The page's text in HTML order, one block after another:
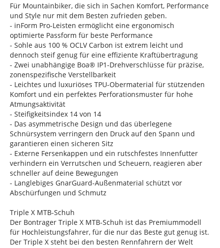
Für Mountainbiker, die sich in Sachen Komfort, Performance
und Style nur mit dem Besten zufrieden geben.
- inForm Pro-Leisten ermöglicht eine ergonomisch
optimierte Passform für beste Performance
- Sohle aus 100 % OCLV Carbon ist extrem leicht und
dennoch steif genug für eine effiziente Kraftübertragung
- Zwei unabhängige Boa® IP1-Drehverschlüsse für präzise,
zonenspezifische Verstellbarkeit
- Leichtes und luxuriöses TPU-Obermaterial für stützenden
Komfort und ein perfektes Perforationsmuster für hohe
Atmungsaktivität
- Steifigkeitsindex 14 von 14
- Das asymmetrische Design und das überlegene
Schnürsystem verringern den Druck auf den Spann und
garantieren einen sicheren Sitz
- Externe Fersenkappen und ein rutschfestes Innenfutter
verhindern ein Verrutschen und Scheuern, reagieren aber
schneller auf deine Bewegungen
- Langlebiges GnarGuard-Außenmaterial schützt vor
Abschürfungen und Schmutz
Triple X MTB-Schuh
Der Bontrager Triple X MTB-Schuh ist das Premiummodell
für Hochleistungsfahrer, für die nur das Beste gut genug ist.
Der Triple X steht bei den besten Rennfahrern der Welt